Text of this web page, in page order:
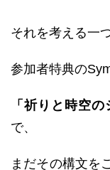
それを考える一
参加者特典の
「祈りと時空
で、
まだその構文を